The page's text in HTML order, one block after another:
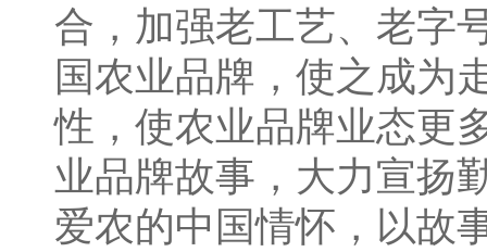
合，加强老工艺、老字
国农业品牌，使之成为
性，使农业品牌业态更
业品牌故事，大力宣扬
爱农的中国情怀，以故